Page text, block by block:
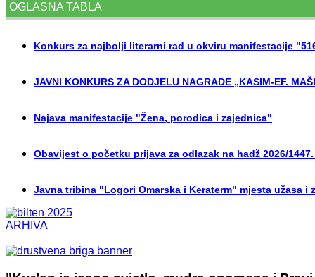
OGLASNA TABLA
Konkurs za najbolji literarni rad u okviru manifestacije
JAVNI KONKURS ZA DODJELU NAGRADE „KASIM-EF.
Najava manifestacije "Žena, porodica i zajednica"
Obavijest o početku prijava za odlazak na hadž 2026/
Javna tribina "Logori Omarska i Keraterm" mjesta užasa i
ARHIVA